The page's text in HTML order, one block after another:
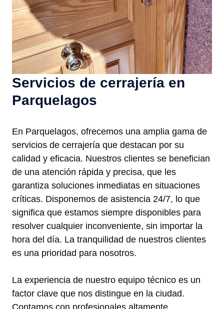
Servicios de cerrajería en
Parquelagos
En Parquelagos, ofrecemos una amplia gama de
servicios de cerrajería que destacan por su
calidad y eficacia. Nuestros clientes se benefician
de una atención rápida y precisa, que les
garantiza soluciones inmediatas en situaciones
críticas. Disponemos de asistencia 24/7, lo que
significa que estamos siempre disponibles para
resolver cualquier inconveniente, sin importar la
hora del día. La tranquilidad de nuestros clientes
es una prioridad para nosotros.
La experiencia de nuestro equipo técnico es un
factor clave que nos distingue en la ciudad.
Contamos con profesionales altamente